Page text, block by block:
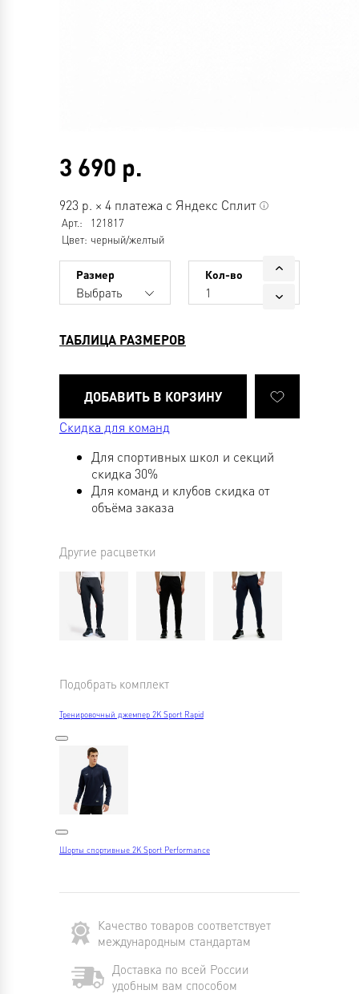
3 690 р.
923 р. × 4 платежа с Яндекс Сплит
Арт.:
121817
Цвет: черный/желтый
Размер
Выбрать
Кол-во
1
ТАБЛИЦА РАЗМЕРОВ
Скидка для команд
Для спортивных школ и секций
скидка 30%
Для команд и клубов скидка от
объёма заказа
Другие расцветки
Подобрать комплект
Тренировочный джемпер 2K Sport Rapid
Шорты спортивные 2K Sport Performance
Качество товаров соответствует
международным стандартам
Доставка по всей России
удобным вам способом